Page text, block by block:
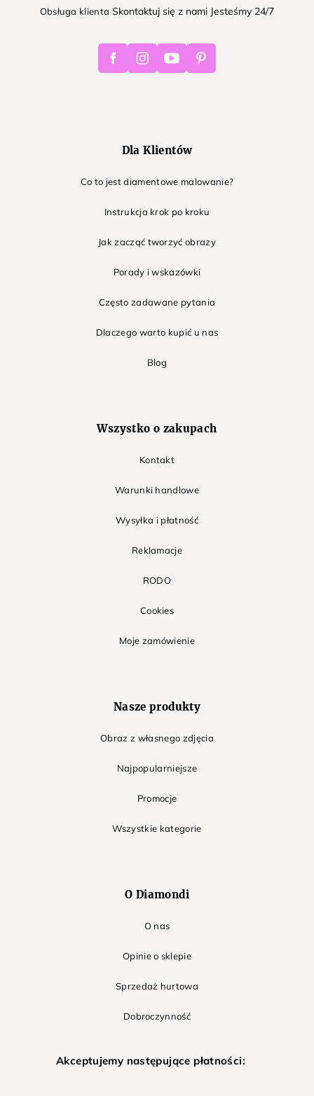
Obsługa klienta Skontaktuj się z nami Jesteśmy 24/7
FacebookInstagramYoutube Pinterest
Dla Klientów
Co to jest diamentowe malowanie?
Instrukcja krok po kroku
Jak zacząć tworzyć obrazy
Porady i wskazówki
Często zadawane pytania
Dlaczego warto kupić u nas
Blog
Wszystko o zakupach
Kontakt
Warunki handlowe
Wysyłka i płatność
Reklamacje
RODO
Cookies
Moje zamówienie
Nasze produkty
Obraz z własnego zdjęcia
Najpopularniejsze
Promocje
Wszystkie kategorie
O Diamondi
O nas
Opinie o sklepie
Sprzedaż hurtowa
Dobroczynność
Akceptujemy następujące płatności: